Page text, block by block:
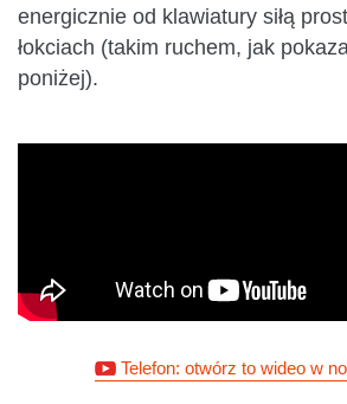
energicznie od klawiatury siłą
łokciach (takim ruchem, jak
poniżej).
Telefon: otwórz to wideo w